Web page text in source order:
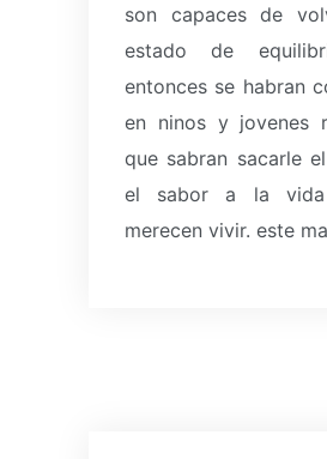
son capaces de
estado de
entonces se habran
en ninos y jovenes
que sabran sacarle
el sabor a la
merecen vivir. este